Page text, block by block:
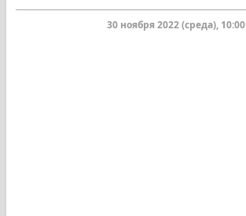
30 ноября 2022 (среда), 10:00